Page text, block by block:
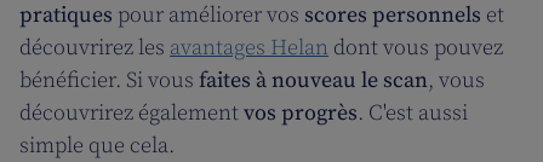
pratiques pour améliorer vos scores personnels et
découvrirez les avantages Helan dont vous pouvez
bénéficier. Si vous faites à nouveau le scan, vous
découvrirez égalementvos progrès. C'est aussi
simple que cela.